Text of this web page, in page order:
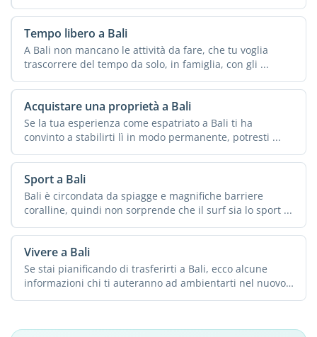
posto da ...
Tempo libero a Bali
A Bali non mancano le attività da fare, che tu voglia
trascorrere del tempo da solo, in famiglia, con gli ...
Acquistare una proprietà a Bali
Se la tua esperienza come espatriato a Bali ti ha
convinto a stabilirti lì in modo permanente, potresti ...
Sport a Bali
Bali è circondata da spiagge e magnifiche barriere
coralline, quindi non sorprende che il surf sia lo sport ...
Vivere a Bali
Se stai pianificando di trasferirti a Bali, ecco alcune
informazioni chi ti auteranno ad ambientarti nel nuovo
...